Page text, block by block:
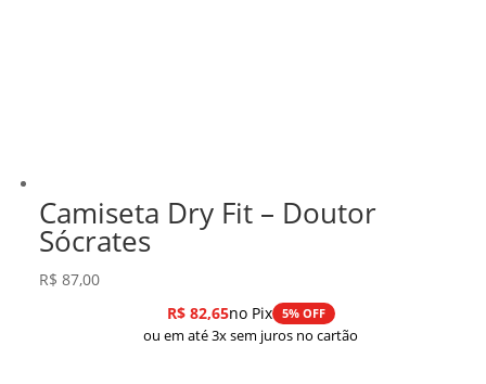
Camiseta Dry Fit – Doutor
Sócrates
R$ 87,00
R$82,65no Pix 5% OFF
ou em até 3x sem juros no cartão